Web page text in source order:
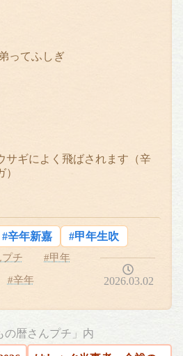
ってふしぎ
サギによく飛ばされます（辛
）
#辛年新嘉
#甲年生吹
チ
#甲年
#辛年 2026.03.02
の暦さんプチ」内